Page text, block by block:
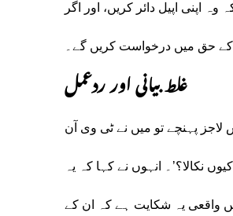
اپنی اپیل دائر کریں، اور اگر
حق میں درخواست کریں گے۔
غلط بیانی اور ردعمل
پہنچے تو میں نے ٹی وی آن
نکالا؟’۔ انہوں نے کہا کہ یہ
واقعی یہ شکایت ہے کہ ان کے